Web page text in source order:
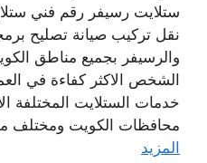
نقل تركيب صيانة تصليح
والرسيفر بجميع مناطق
الشخص الاكثر كفاءة في
خدمات الستلايت المختلفة
محافظات الكويت ومختلف
المزيد